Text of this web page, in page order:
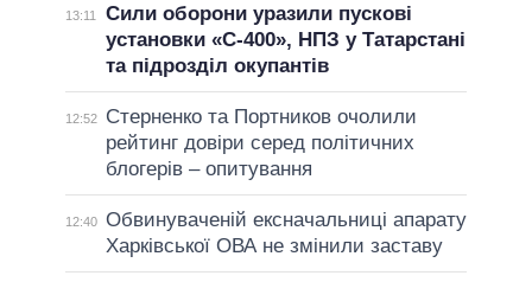
13:11
Сили оборони уразили пускові
установки «С-400», НПЗ у Татарстані
та підрозділ окупантів
12:52
Стерненко та Портников очолили
рейтинг довіри серед політичних
блогерів – опитування
12:40 Обвинуваченій ексначальниці апарату
Харківської ОВА не змінили заставу